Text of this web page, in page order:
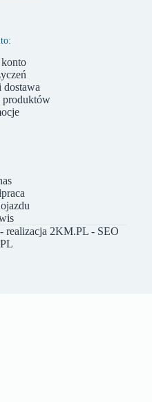
dostawa
produktów
2KM.PL - SEO